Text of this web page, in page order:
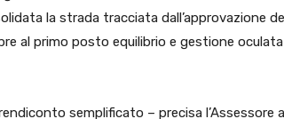
la strada tracciata dall’approvazione
al primo posto equilibrio e gestione oculata
semplificato – precisa l’Assessore